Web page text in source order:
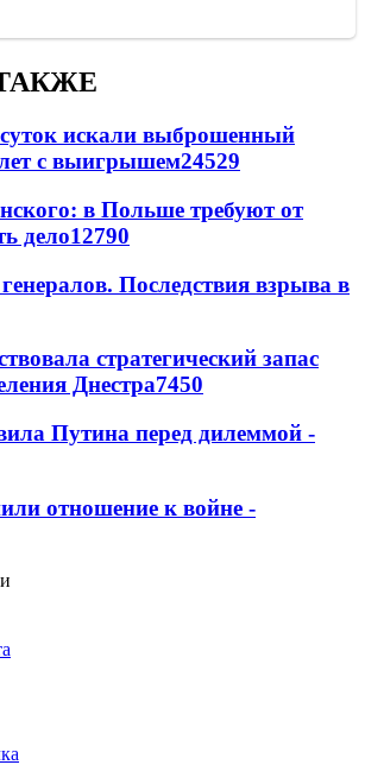
искали выброшенный
с выигрышем24529
в Польше требуют от
дело12790
Последствия взрыва в
стратегический запас
Днестра7450
Путина перед дилеммой -
отношение к войне -